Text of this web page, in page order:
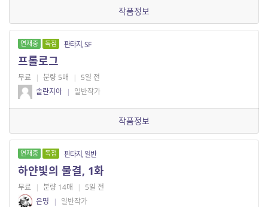
작품정보
연재중 독점 판타지, SF
프롤로그
무료 | 분량 5매 | 5일 전
솔란지아 | 일반작가
작품정보
연재중 독점 판타지, 일반
하얀빛의 물결, 1화
무료 | 분량 14매 | 5일 전
은명
| 일반작가